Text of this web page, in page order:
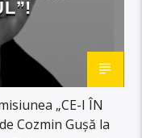
„CE-I ÎN
Cozmin Gușă la